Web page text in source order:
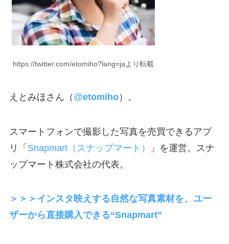
https://twitter.com/etomiho?lang=jaより転載
えとみほさん（ @etomiho）。
スマートフォンで撮影した写真を売買できるアプ
リ「 Snapmart（スナップマート）
」を運営。スナ
ップマート株式会社の代表。
＞＞＞インスタ映えする自然な写真素材を、ユー
ザーから直接購入できる“Snapmart”